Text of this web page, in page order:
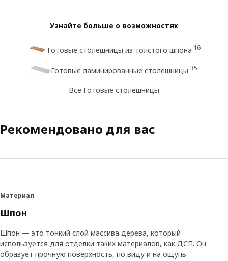
Узнайте больше о возможностях
Готовые столешницы из толстого шпона 16
Готовые ламинированные столешницы 35
Все Готовые столешницы
Рекомендовано для вас
Материал
Шпон
Шпон — это тонкий слой массива дерева, который
используется для отделки таких материалов, как ДСП. Он
образует прочную поверхность, по виду и на ощупь